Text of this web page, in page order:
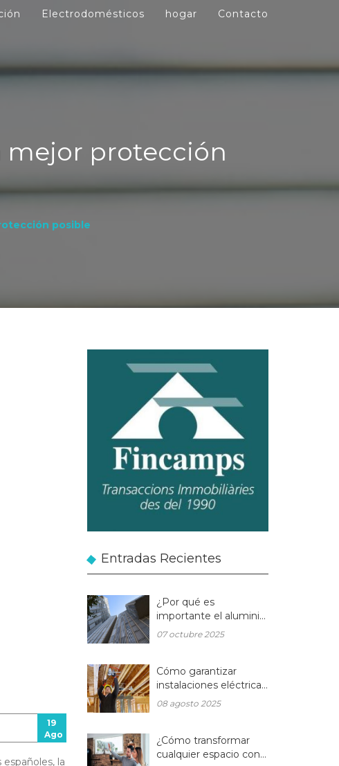
Electrodomésticos hogar Contacto
mejor protección
posible
19
Ago
la
Entradas Recientes
¿Por qué es
importante el aluminio
en la arquitectura
07 octubre 2025
Cómo garantizar
instalaciones eléctricas
para hogares seguras y
eficientes
08 agosto 2025
¿Cómo transformar
cualquier espacio con